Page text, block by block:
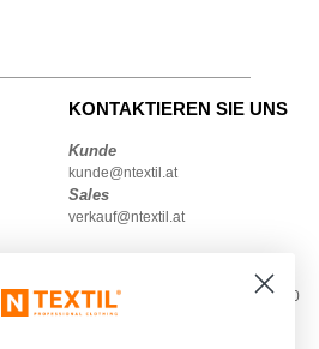
KONTAKTIEREN SIE UNS
Kunde
kunde@ntextil.at
Sales
verkauf@ntextil.at
Montag – Donnerstag: 10:00–13:00
& 14:00–17:30